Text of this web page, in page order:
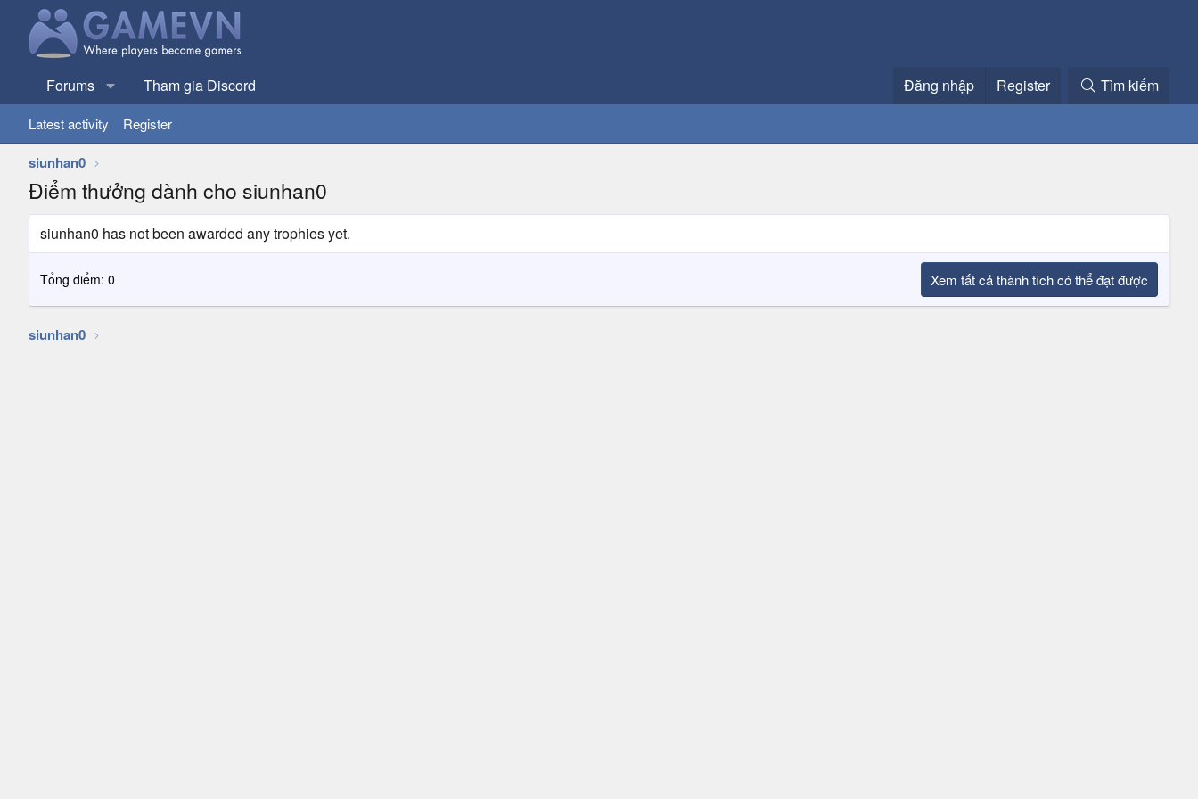
Forums Tham gia Discord Đăng nhập Register Tìm kiếm
Latest activity Register
siunhan0
Điểm thưởng dành cho siunhan0
siunhan0 has not been awarded any trophies yet.
Tổng điểm: 0 Xem tất cả thành tích có thể đạt được
siunhan0